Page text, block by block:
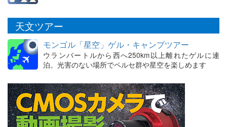
天文ツアー
モンゴル「星空」ゲル・キャンプツアー
ウランバートルから西へ250km以上離れたゲルに連
泊。光害のない場所でペルセ群や星空を楽しめます